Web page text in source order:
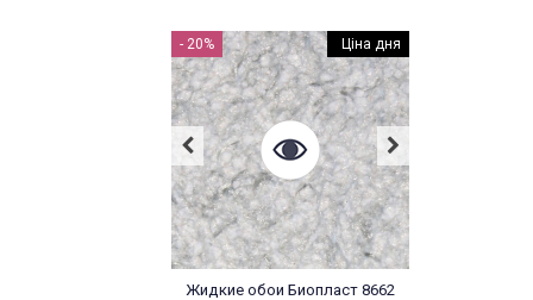
- 20% ЦІНА ДНЯ
Ціна дня
Жидкие обои Биопласт 8662